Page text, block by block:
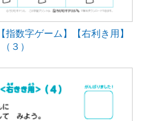
指数字ゲーム】【右利き用】
（３）